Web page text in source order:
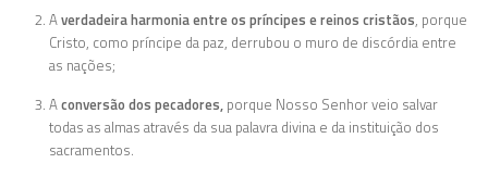
Averdadeira harmonia entre os príncipes e reinos cristãos, porque
Cristo, como príncipe da paz, derrubou o muro de discórdia entre
as nações;
Aconversão dos pecadores, porque Nosso Senhor veio salvar
todas as almas através da sua palavra divina e da instituição dos
sacramentos.